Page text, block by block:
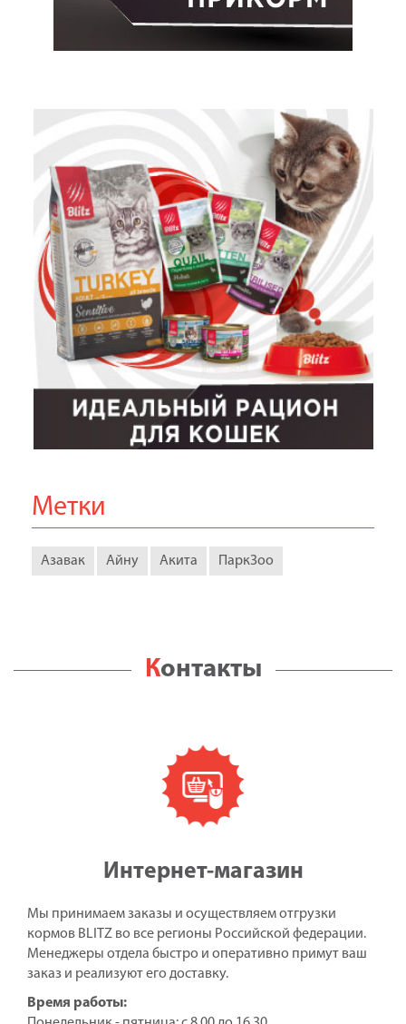
Метки
Азавак Айну Акита ПаркЗоо
Контакты
Интернет-магазин
Мы принимаем заказы и осуществляем отгрузки
кормов BLITZ во все регионы Российской федерации.
Менеджеры отдела быстро и оперативно примут ваш
заказ и реализуют его доставку.
Время работы: